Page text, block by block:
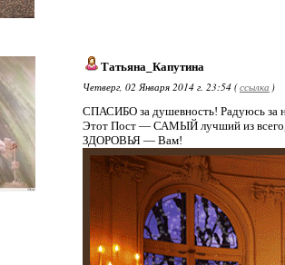
Татьяна_Капутина
Четверг, 02 Января 2014 г. 23:54 (ссылка )
СПАСИБО за душевность! Радуюсь
Этот Пост — САМЫЙ лучший из всего,
ЗДОРОВЬЯ — Вам!